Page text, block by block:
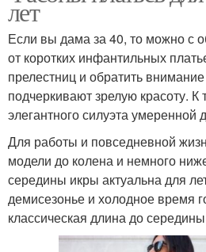
лет
Если вы дама за 40, то можно с
от коротких инфантильных
прелестниц и обратить
подчеркивают зрелую красоту. К
элегантного силуэта умеренной
Для работы и повседневной
модели до колена и немного
середины икры актуальна для
демисезонье и холодное время
классическая длина до